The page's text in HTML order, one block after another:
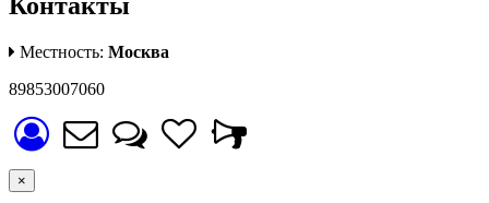
Местность: Москва
89853007060
×